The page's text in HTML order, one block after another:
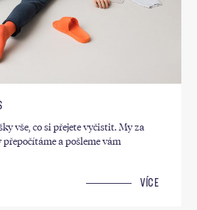
vše, co si přejete vyčistit. My za
a pošleme vám
VÍCE